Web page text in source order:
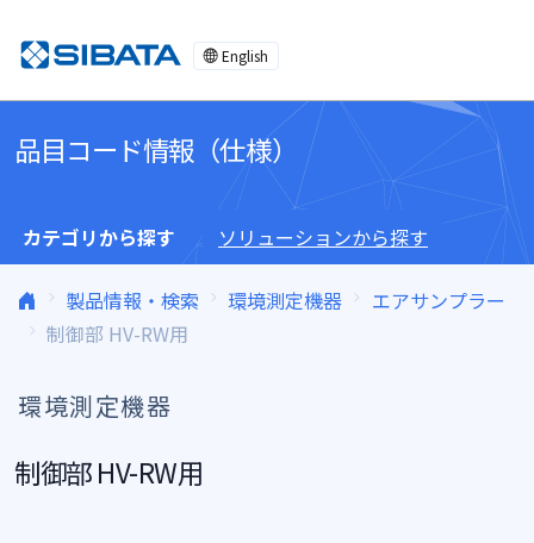
English
品目コード情報（仕様）
カテゴリから探す ソリューションから探す
製品情報・検索 環境測定機器
エアサンプラー
制御部 HV-RW用
環境測定機器
制御部 HV-RW用